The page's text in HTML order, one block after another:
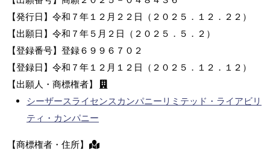
【発行日】令和７年１２月２２日（２０２５．１２．２２）
【出願日】令和７年５月２日（２０２５．５．２）
【登録番号】登録６９９６７０２
【登録日】令和７年１２月１２日（２０２５．１２．１２）
【出願人・商標権者】
シーザースライセンスカンパニーリミテッド・ライアビリ
ティ・カンパニー
【商標権者・住所】